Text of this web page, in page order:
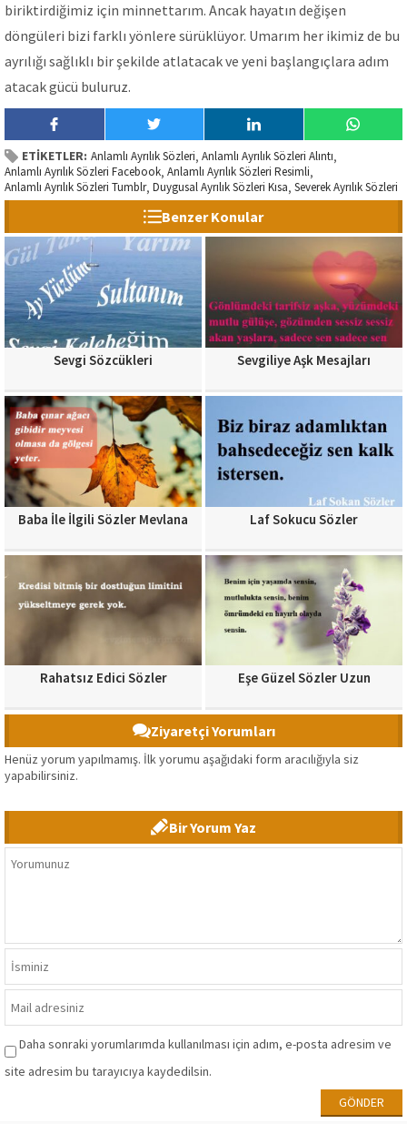
biriktirdiğimiz için minnettarım. Ancak hayatın değişen
döngüleri bizi farklı yönlere sürüklüyor. Umarım her ikimiz de bu
ayrılığı sağlıklı bir şekilde atlatacak ve yeni başlangıçlara adım
atacak gücü buluruz.
ETİKETLER: Anlamlı Ayrılık Sözleri, Anlamlı Ayrılık Sözleri Alıntı,
Anlamlı Ayrılık Sözleri Facebook, Anlamlı Ayrılık Sözleri Resimli,
Anlamlı Ayrılık Sözleri Tumblr, Duygusal Ayrılık Sözleri Kısa, Severek Ayrılık Sözleri
Benzer Konular
Sevgi Sözcükleri Sevgiliye Aşk Mesajları
Baba İle İlgili Sözler Mevlana Laf Sokucu Sözler
Rahatsız Edici Sözler Eşe Güzel Sözler Uzun
Ziyaretçi Yorumları
Henüz yorum yapılmamış. İlk yorumu aşağıdaki form aracılığıyla siz
yapabilirsiniz.
Bir Yorum Yaz
Daha sonraki yorumlarımda kullanılması için adım, e-posta adresim ve
site adresim bu tarayıcıya kaydedilsin.